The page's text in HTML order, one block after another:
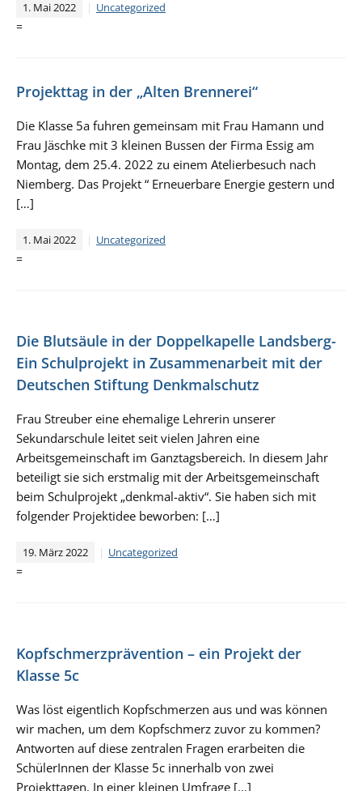
1. Mai 2022 Uncategorized
=
Projekttag in der „Alten Brennerei“
Die Klasse 5a fuhren gemeinsam mit Frau Hamann und
Frau Jäschke mit 3 kleinen Bussen der Firma Essig am
Montag, dem 25.4. 2022 zu einem Atelierbesuch nach
Niemberg. Das Projekt “ Erneuerbare Energie gestern und
[…]
1. Mai 2022 Uncategorized
=
Die Blutsäule in der Doppelkapelle Landsberg-
Ein Schulprojekt in Zusammenarbeit mit der
Deutschen Stiftung Denkmalschutz
Frau Streuber eine ehemalige Lehrerin unserer
Sekundarschule leitet seit vielen Jahren eine
Arbeitsgemeinschaft im Ganztagsbereich. In diesem Jahr
beteiligt sie sich erstmalig mit der Arbeitsgemeinschaft
beim Schulprojekt „denkmal-aktiv“. Sie haben sich mit
folgender Projektidee beworben: […]
19. März 2022 Uncategorized
=
Kopfschmerzprävention – ein Projekt der
Klasse 5c
Was löst eigentlich Kopfschmerzen aus und was können
wir machen, um dem Kopfschmerz zuvor zu kommen?
Antworten auf diese zentralen Fragen erarbeiten die
SchülerInnen der Klasse 5c innerhalb von zwei
Projekttagen. In einer kleinen Umfrage […]